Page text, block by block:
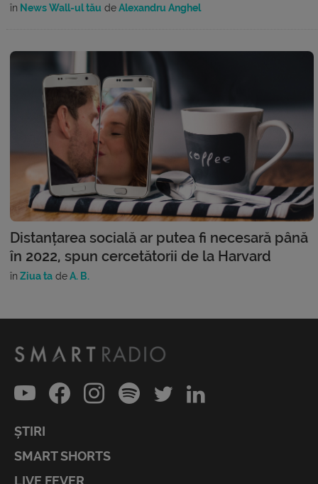
în News Wall-ul tău deAlexandru Anghel
Distanțarea socială ar putea fi necesară până
în 2022, spun cercetătorii de la Harvard
în Ziua ta deA. B.
ȘTIRI
SMART SHORTS
LIVE FEVER